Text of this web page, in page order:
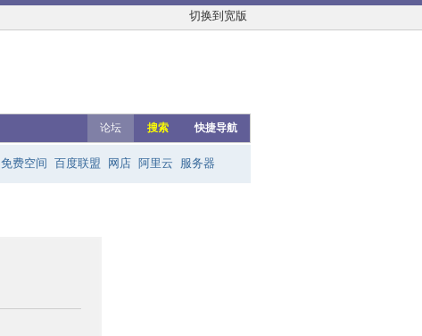
切换到宽版
论坛 搜索 快捷导航
免费空间 百度联盟 网店 阿里云 服务器